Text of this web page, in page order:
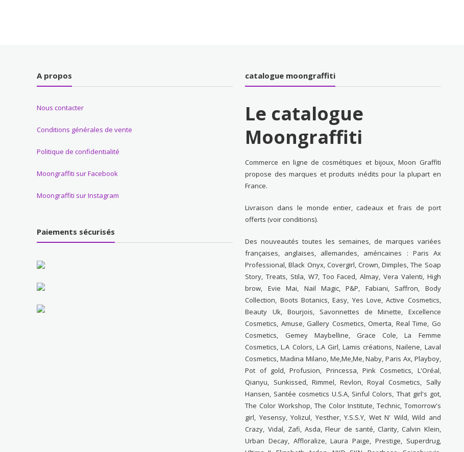
A propos
Nous contacter
Conditions générales de vente
Politique de confidentialité
Moongraffiti sur Facebook
Moongraffiti sur Instagram
Paiements sécurisés
catalogue moongraffiti
Le catalogue
Moongraffiti
Commerce en ligne de cosmétiques et bijoux, Moon Graffiti
propose des marques et produits inédits pour la plupart en
France.
Livraison dans le monde entier, cadeaux et frais de port
offerts (voir conditions).
Des nouveautés toutes les semaines, de marques variées
françaises, anglaises, allemandes, américaines : Paris Ax
Professional, Black Onyx, Covergirl, Crown, Dimples, The Soap
Story, Treats, Stila, W7, Too Faced, Almay, Vera Valenti, High
brow, Evie Mai, Nail Magic, P&P, Fabiani, Saffron, Body
Collection, Boots Botanics, Easy, Yes Love, Active Cosmetics,
Beauty Uk, Bourjois, Savonnettes de Minette, Excellence
Cosmetics, Amuse, Gallery Cosmetics, Omerta, Real Time, Go
Cosmetics, Gemey Maybelline, Grace Cole, La Femme
Cosmetics, L.A Colors, L.A Girl, Lamis créations, Nailene, Laval
Cosmetics, Madina Milano, Me,Me,Me, Naby, Paris Ax, Playboy,
Pot of gold, Profusion, Princessa, Pink Cosmetics, L'Oréal,
Qianyu, Sunkissed, Rimmel, Revlon, Royal Cosmetics, Sally
Hansen, Santée cosmetics U.S.A, Sinful Colors, That girl's got,
The Color Workshop, The Color Institute, Technic, Tomorrow's
girl, Yesensy, Yolizul, Yesther, Y.S.S.Y, Wet N' Wild, Wild and
Crazy, Vidal, Zafi, Asda, Fleur de santé, Clarity, Calvin Klein,
Urban Decay, Affloralize, Laura Paige, Prestige, Superdrug,